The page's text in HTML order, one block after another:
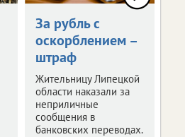
За рубль с
оскорблением –
штраф
Жительницу Липецкой
области наказали за
неприличные
сообщения в
банковских переводах.